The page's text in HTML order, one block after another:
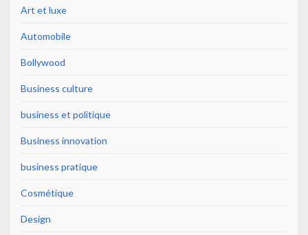
Art et luxe
Automobile
Bollywood
Business culture
business et politique
Business innovation
business pratique
Cosmétique
Design